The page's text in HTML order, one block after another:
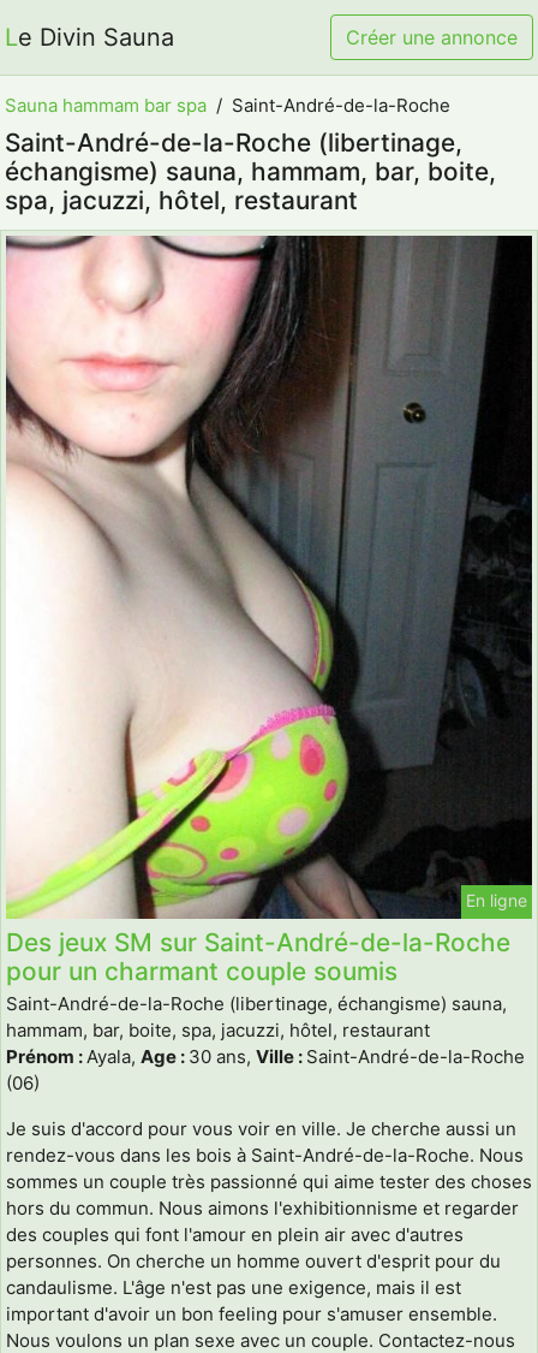
Le Divin Sauna Créer une annonce
Sauna hammam bar spa Saint-André-de-la-Roche
Saint-André-de-la-Roche (libertinage,
échangisme) sauna, hammam, bar, boite,
spa, jacuzzi, hôtel, restaurant
En ligne
Des jeux SM sur Saint-André-de-la-Roche
pour un charmant couple soumis
Saint-André-de-la-Roche (libertinage, échangisme) sauna,
hammam, bar, boite, spa, jacuzzi, hôtel, restaurant
Prénom : Ayala, Age : 30 ans, Ville : Saint-André-de-la-Roche
(06)
Je suis d'accord pour vous voir en ville. Je cherche aussi un
rendez-vous dans les bois à Saint-André-de-la-Roche. Nous
sommes un couple très passionné qui aime tester des choses
hors du commun. Nous aimons l'exhibitionnisme et regarder
des couples qui font l'amour en plein air avec d'autres
personnes. On cherche un homme ouvert d'esprit pour du
candaulisme. L'âge n'est pas une exigence, mais il est
important d'avoir un bon feeling pour s'amuser ensemble.
Nous voulons un plan sexe avec un couple. Contactez-nous